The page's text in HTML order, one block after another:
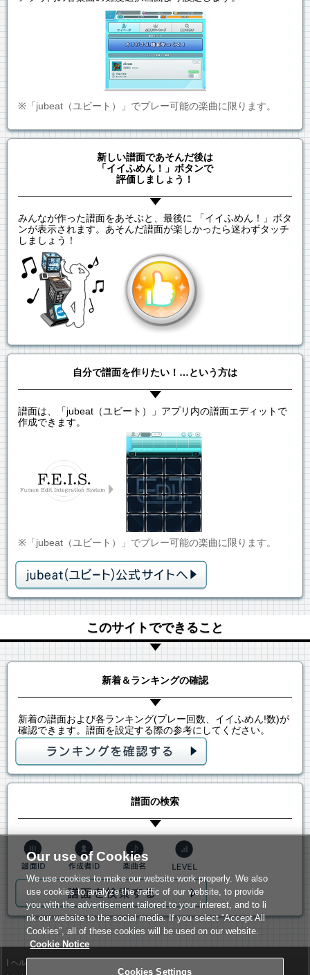
※「jubeat（ユビート）」でプレー可能の楽曲に限ります。
新しい譜面であそんだ後は
「イイふめん！」ボタンで
評価しましょう！
みんなが作った譜面をあそぶと、最後に 「イイふめん！」ボタ
ンが表示されます。あそんだ譜面が楽しかったら迷わずタッチ
しましょう！
自分で譜面を作りたい！…という方は
譜面は、「jubeat（ユビート）」アプリ内の譜面エディットで
作成できます。
※「jubeat（ユビート）」でプレー可能の楽曲に限ります。
このサイトでできること
新着＆ランキングの確認
新着の譜面および各ランキング(プレー回数、イイふめん!数)が
確認できます。譜面を設定する際の参考にしてください。
譜面の検索
ヘルプ
Our use of Cookies
We use cookies to make our website work properly. We also
use cookies to analyze the traffic of our website, to provide
you with the advertisement tailored to your interest, and to li
nk our website to the social media. If you select “Accept All
Cookies”, all of these cookies will be used on our website.
Cookie Notice
Cookies Settings